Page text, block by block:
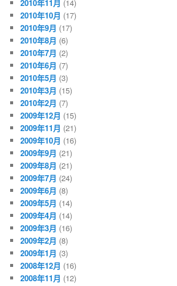
2010年11月 (14)
2010年10月 (17)
2010年9月 (17)
2010年8月 (6)
2010年7月 (2)
2010年6月 (7)
2010年5月 (3)
2010年3月 (15)
2010年2月 (7)
2009年12月 (15)
2009年11月 (21)
2009年10月 (16)
2009年9月 (21)
2009年8月 (21)
2009年7月 (24)
2009年6月 (8)
2009年5月 (14)
2009年4月 (14)
2009年3月 (16)
2009年2月 (8)
2009年1月 (3)
2008年12月 (16)
2008年11月 (12)